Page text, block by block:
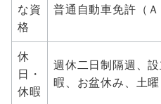
な資
格
普通自動車免許（Ａ
休
日・
休暇
週休二日制隔週、
暇、お盆休み、土